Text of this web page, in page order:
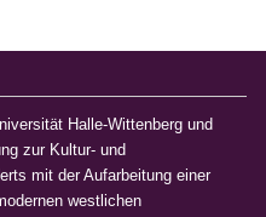
Halle-Wittenberg und
zur Kultur- und
mit der Aufarbeitung einer
westlichen